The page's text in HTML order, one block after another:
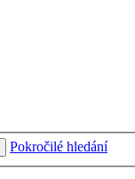
Pokročilé hledání